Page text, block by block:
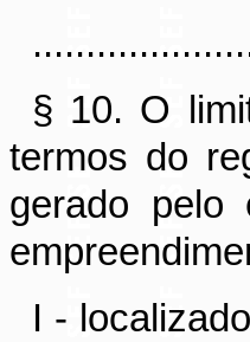
§ 10. O
termos do
gerado pelo
I -